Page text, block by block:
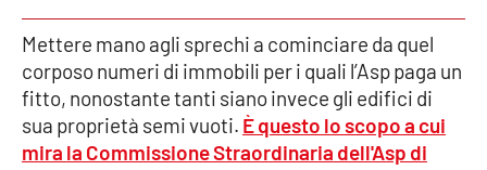
Editoriali
VIDEO
Mettere mano agli sprechi a cominciare da quel
corposo numeri di immobili per i quali l’Asp paga un
fitto, nonostante tanti siano invece gli edifici di
sua proprietà semi vuoti. È questo lo scopo a cui
mira la Commissione Straordinaria dell'Asp di